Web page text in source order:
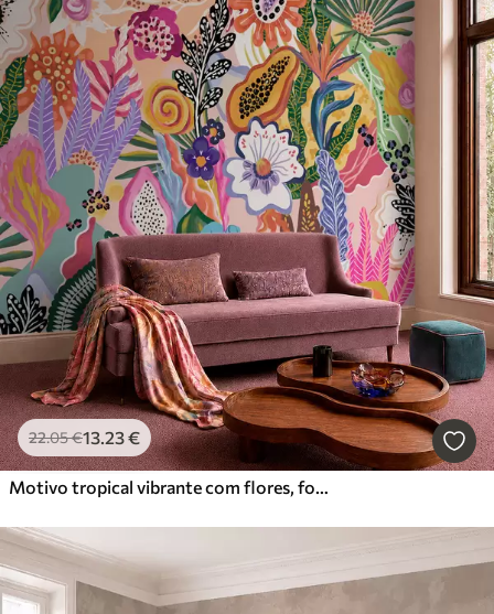
22.05€13.23€
Motivo tropical vibrante com flores, folhas e frutos coloridos